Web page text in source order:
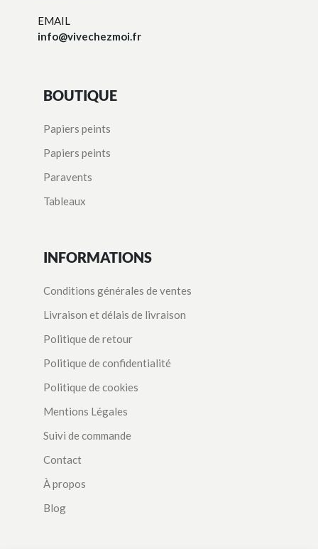
EMAIL
info@vivechezmoi.fr
BOUTIQUE
Papiers peints
Papiers peints
Paravents
Tableaux
INFORMATIONS
Conditions générales de ventes
Livraison et délais de livraison
Politique de retour
Politique de confidentialité
Politique de cookies
Mentions Légales
Suivi de commande
Contact
À propos
Blog